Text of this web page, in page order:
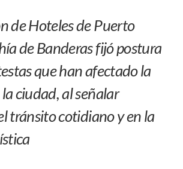
El “R1”, Presunto Autor Intelectual Del Homicidio De
A Siete Integrantes De La Semar Por Investigación
IMSS Invierte 12.6 MDP En Remodelar Urgencias Del
Abril 2027 Terminarán El Centro Regional De Autismo
Vallarta Fortalece Su Promoción En California Con
Accidente En Un RZR, Principal Hipótesis Por La Muerte
Viernes, Lemus Inaugurará El Sistema De
Cierra Filas Por La Defensa Del Agua De Calidad
de Hoteles de Puerto
de Banderas fijó postura
que han afectado la
ciudad, al señalar
tránsito cotidiano y en la